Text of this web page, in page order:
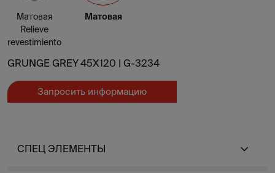
Матовая
Relieve
revestimiento
Матовая
GRUNGE GREY 45X120 | G-3234
Запросить информацию
СПЕЦ ЭЛЕМЕНТЫ